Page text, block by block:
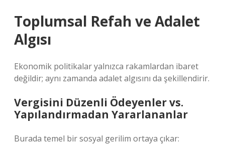
Toplumsal Refah ve Adalet
Algısı
Ekonomik politikalar yalnızca rakamlardan ibaret
değildir; aynı zamanda adalet algısını da şekillendirir.
Vergisini Düzenli Ödeyenler vs.
Yapılandırmadan Yararlananlar
Burada temel bir sosyal gerilim ortaya çıkar: